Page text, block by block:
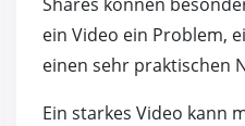
ein Video ein Problem,
einen sehr praktischen
Ein starkes Video kann